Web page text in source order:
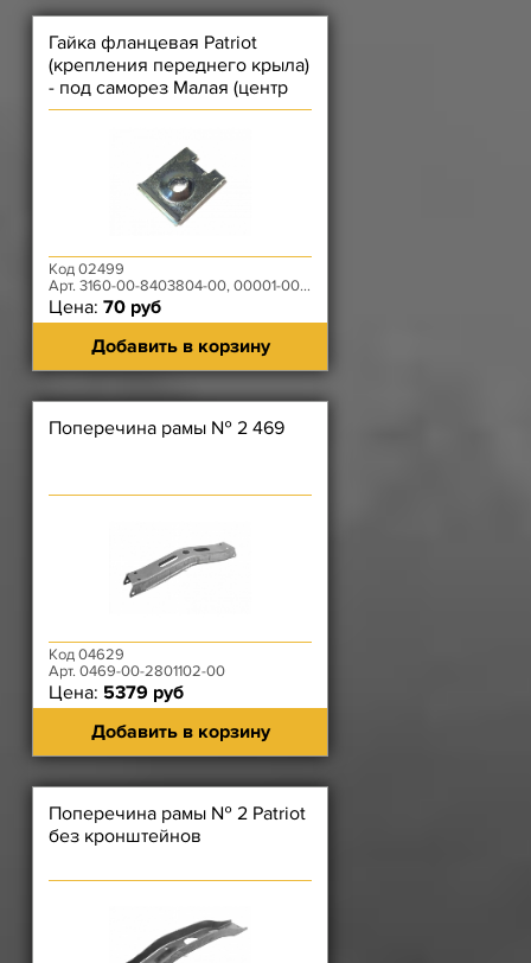
Гайка фланцевая Patriot
(крепления переднего крыла)
- под саморез Малая (центр
отв. - край - 7 мм)
Код 02499
Арт. 3160-00-8403804-00, 00001-0041897-719
Цена: 70 руб
Добавить в корзину
Поперечина рамы № 2 469
Код 04629
Арт. 0469-00-2801102-00
Цена: 5379 руб
Добавить в корзину
Поперечина рамы № 2 Patriot
без кронштейнов